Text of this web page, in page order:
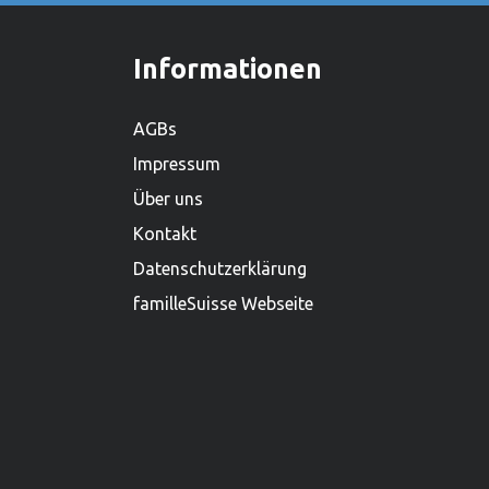
Sortiment von mehr als 2.000
Produkten ist es zudem einer der
Informationen
AGBs
Impressum
Über uns
Kontakt
Datenschutzerklärung
familleSuisse Webseite